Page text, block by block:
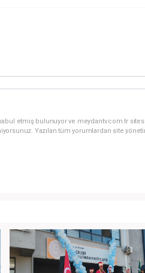
etmiş bulunuyor ve meydantv.com.tr
Yazılan tüm yorumlardan site